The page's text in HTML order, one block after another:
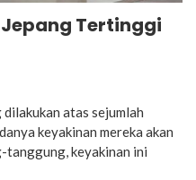
Tertinggi
atas sejumlah
keyakinan mereka akan
tanggung, keyakinan ini